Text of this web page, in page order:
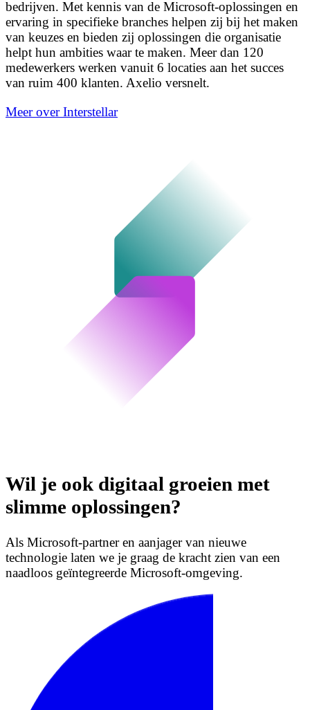
bedrijven. Met kennis van de Microsoft-oplossingen en
ervaring in specifieke branches helpen zij bij het maken
van keuzes en bieden zij oplossingen die organisatie
helpt hun ambities waar te maken. Meer dan 120
medewerkers werken vanuit 6 locaties aan het succes
van ruim 400 klanten. Axelio versnelt.
Meer over Interstellar
Wil je ook digitaal groeien met
slimme oplossingen?
Als Microsoft-partner en aanjager van nieuwe
technologie laten we je graag de kracht zien van een
naadloos geïntegreerde Microsoft-omgeving.